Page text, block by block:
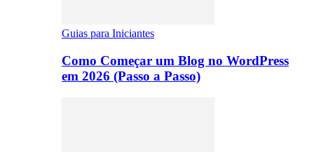
Guias para Iniciantes
Como Começar um Blog no WordPress
em 2026 (Passo a Passo)